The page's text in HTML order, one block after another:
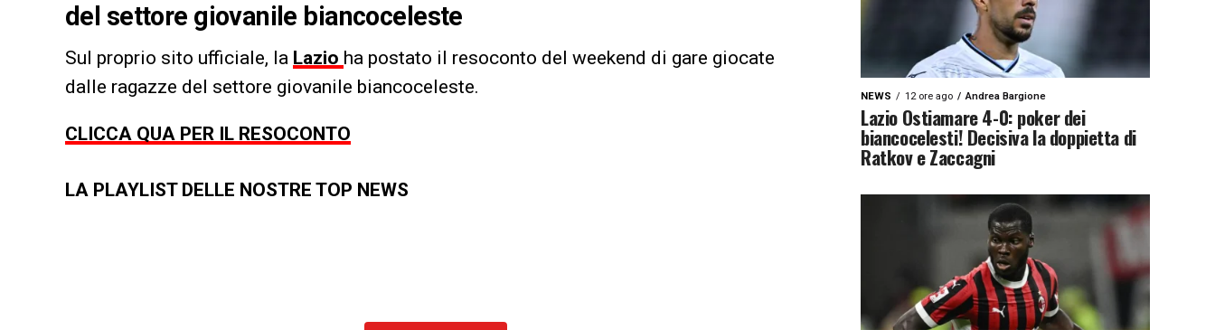
del settore giovanile biancoceleste
Sul proprio sito ufficiale, la Lazio ha postato il resoconto del weekend di gare giocate
dalle ragazze del settore giovanile biancoceleste.
CLICCA QUA PER IL RESOCONTO
LA PLAYLIST DELLE NOSTRE TOP NEWS
NEWS 12 ore ago Andrea Bargione
Lazio Ostiamare 4-0: poker dei
biancocelesti! Decisiva la doppietta di
Ratkov e Zaccagni